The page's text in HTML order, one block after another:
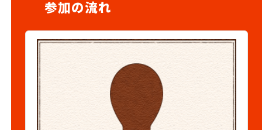
参加の流れ